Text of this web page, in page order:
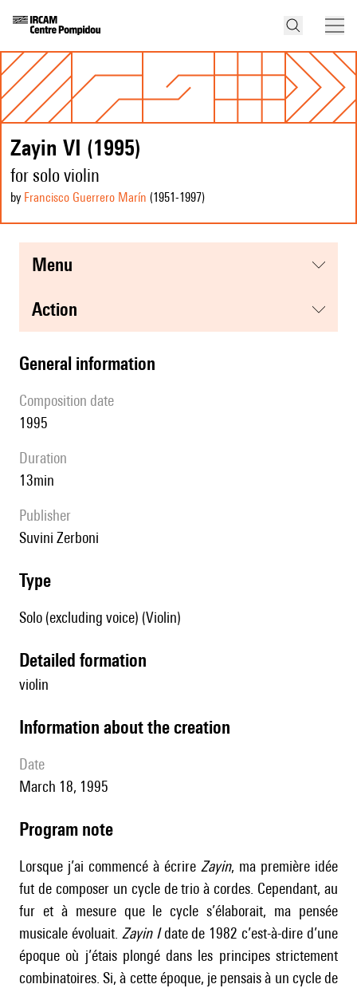
Zayin VI (1995)
for solo violin
by Francisco Guerrero Marín (1951-1997)
menu
action
general information
composition date
1995
duration
13min
publisher
Suvini Zerboni
type
Solo (excluding voice) (Violin)
detailed formation
violin
information about the creation
date
March 18, 1995
Program note
Lorsque j’ai commencé à écrire Zayin, ma première idée
fut de composer un cycle de trio à cordes. Cependant, au
fur et à mesure que le cycle s’élaborait, ma pensée
musicale évoluait. Zayin Idate de 1982 c’est-à-dire d’une
époque où j’étais plongé dans les principes strictement
combinatoires. Si, à cette époque, je pensais à un cycle de